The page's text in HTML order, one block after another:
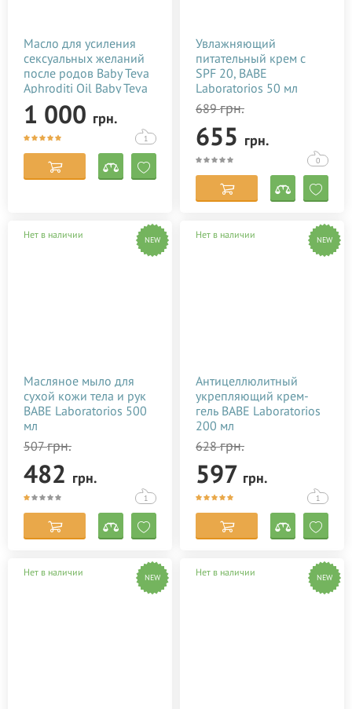
Масло для усиления
сексуальных желаний
после родов Baby Teva
Aphroditi Oil Baby Teva
100 мл
1 000 грн.
1
Увлажняющий
питательный крем с
SPF 20, BABE
Laboratorios 50 мл
689грн.
655 грн.
0
Нет в наличии NEW
Масляное мыло для
сухой кожи тела и рук
BABE Laboratorios 500
мл
507грн.
482 грн.
1
Нет в наличии NEW
Антицеллюлитный
укрепляющий крем-
гель BABE Laboratorios
200 мл
628грн.
597 грн.
1
Нет в наличии NEW Нет в наличии NEW